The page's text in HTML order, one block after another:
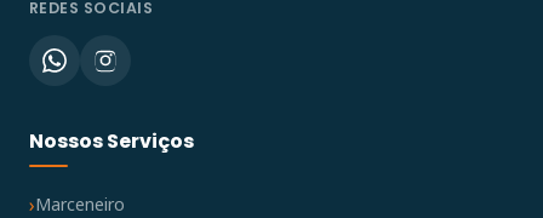
REDES SOCIAIS
Nossos Serviços
Marceneiro